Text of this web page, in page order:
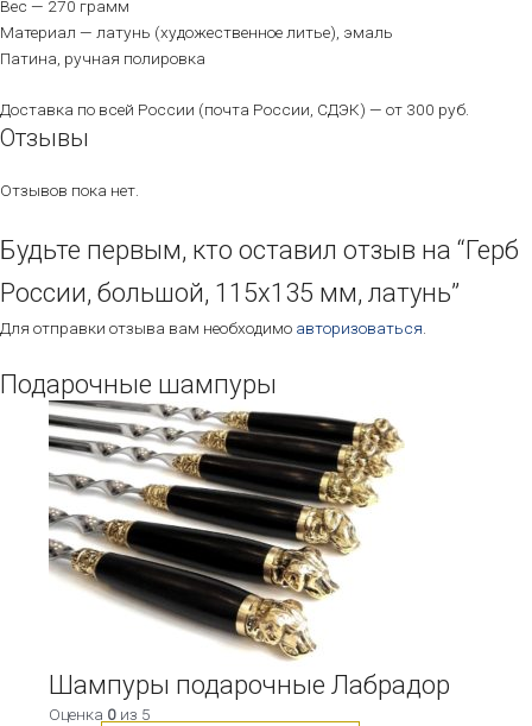
Вес — 270 грамм
Материал — латунь (художественное литье), эмаль
Патина, ручная полировка
Доставка по всей России (почта России, СДЭК) — от 300 руб.
Отзывы
Отзывов пока нет.
Будьте первым, кто оставил отзыв на “Герб
России, большой, 115х135 мм, латунь”
Для отправки отзыва вам необходимо авторизоваться.
Подарочные шампуры
Шампуры подарочные Лабрадор
Оценка 0 из 5
товар
имеет
несколько
Опции
товара.